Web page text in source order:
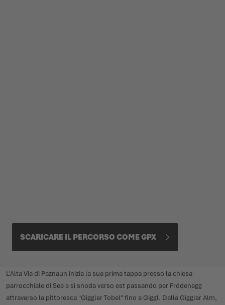
SCARICARE IL PERCORSO COME GPX
L'Alta Via di Paznaun inizia la sua prima tappa presso la chiesa
parrocchiale di See e si snoda verso est passando per Frödenegg
attraverso la pittoresca "Giggler Tobel" fino a Giggl. Dalla Giggler Alm,